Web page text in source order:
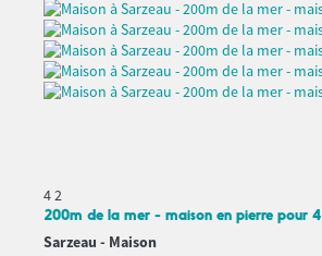
42
200m de la mer - maison en pierre pour 4
Sarzeau - Maison